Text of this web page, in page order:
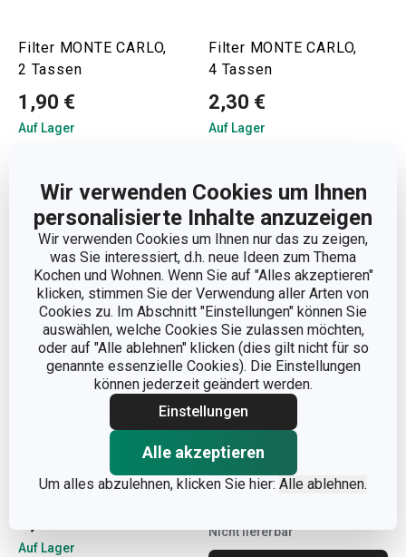
Wir verwenden Cookies um Ihnen
personalisierte Inhalte anzuzeigen
Wir verwenden Cookies um Ihnen nur das zu zeigen,
was Sie interessiert, d.h. neue Ideen zum Thema
Kochen und Wohnen. Wenn Sie auf "Alles akzeptieren"
klicken, stimmen Sie der Verwendung aller Arten von
Cookies zu. Im Abschnitt "Einstellungen" können Sie
auswählen, welche Cookies Sie zulassen möchten,
oder auf "Alle ablehnen" klicken (dies gilt nicht für so
genannte essenzielle Cookies). Die Einstellungen
können jederzeit geändert werden.
Einstellungen
Alle akzeptieren
Um alles abzulehnen, klicken Sie hier: Alle ablehnen.
Filter MONTE CARLO,
2 Tassen
1,90 €
Auf Lager
Filter MONTE CARLO,
4 Tassen
2,30 €
Auf Lager
Silikon-Dichtung MONTE
CARLO, 4 Tassen
Auf Lager
Filter MONTE CARLO,
6 Tassen
Nicht lieferbar